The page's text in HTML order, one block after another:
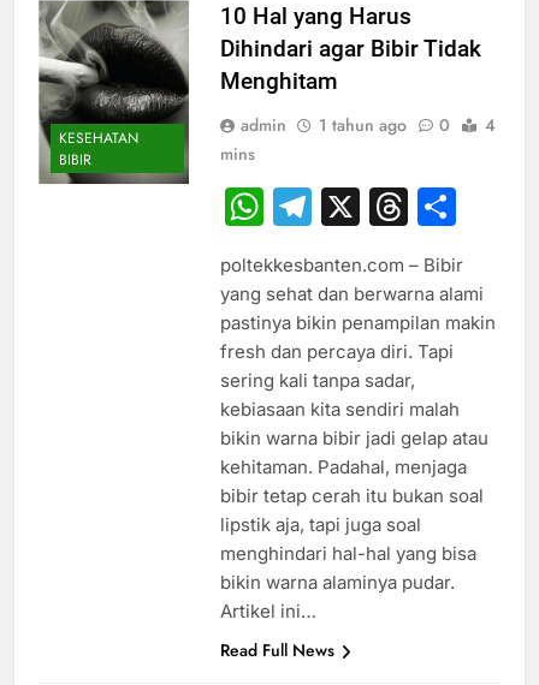
KESEHATAN
BIBIR
10 Hal yang Harus
Dihindari agar Bibir Tidak
Menghitam
admin 1 tahun ago 0
4
mins
WhatsApp
Telegram
X
poltekkesbanten.com – Bibir
yang sehat dan berwarna alami
pastinya bikin penampilan makin
fresh dan percaya diri. Tapi
sering kali tanpa sadar,
kebiasaan kita sendiri malah
bikin warna bibir jadi gelap atau
kehitaman. Padahal, menjaga
bibir tetap cerah itu bukan soal
lipstik aja, tapi juga soal
menghindari hal-hal yang bisa
bikin warna alaminya pudar.
Artikel ini…
Read Full News